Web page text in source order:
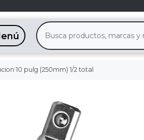
10 pulg (250mm) 1/2 total